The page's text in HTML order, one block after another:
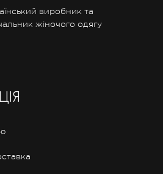
виробник та
жіночого одягу